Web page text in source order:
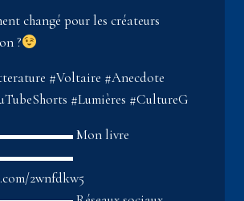
changé pour les créateurs
?
#Voltaire #Anecdote
#Lumières #CultureG
Mon livre
2wnfdkw5